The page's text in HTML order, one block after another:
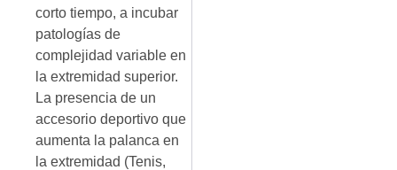
corto tiempo, a incubar
patologías de
complejidad variable en
la extremidad superior.
La presencia de un
accesorio deportivo que
aumenta la palanca en
la extremidad (Tenis,